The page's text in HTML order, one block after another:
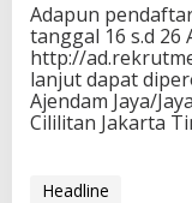
Adapun
tanggal 16 s.d 26
http://
lanjut dapat
Ajendam Jaya/
Cililitan Jakarta
Headline